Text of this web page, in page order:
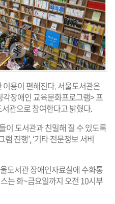
용이 편해진다. 서울도서관은
장애인 교육문화프로그램> 프
관으로 참여한다고 밝혔다.
이 도서관과 친밀해 질 수 있도록
램 진행’, ‘기타 전문정보 서비
도서관 장애인자료실에 수화통
는 화~금요일까지 오전 10시부